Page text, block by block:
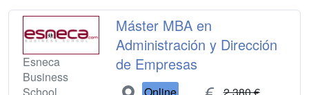
Esneca
Business
School
Máster MBA en
Administración y Dirección
de Empresas